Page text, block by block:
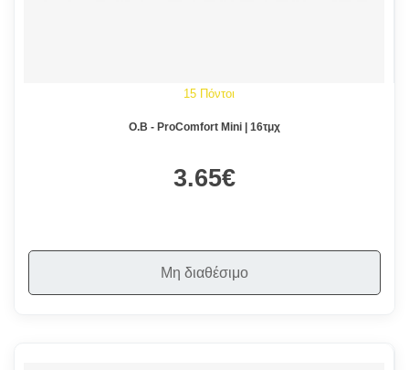
15 Πόντοι
O.B - ProComfort Mini | 16τμχ
3.65€
Μη διαθέσιμο